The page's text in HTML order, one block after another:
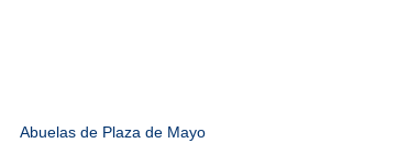
Abuelas de Plaza de Mayo